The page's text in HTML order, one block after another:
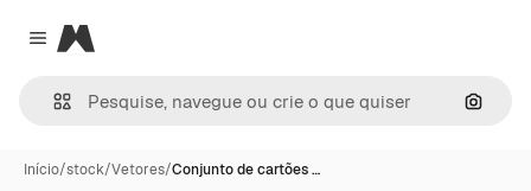
Close menu
Magnific
Início/stock/Vetores/Conjunto de cartões …